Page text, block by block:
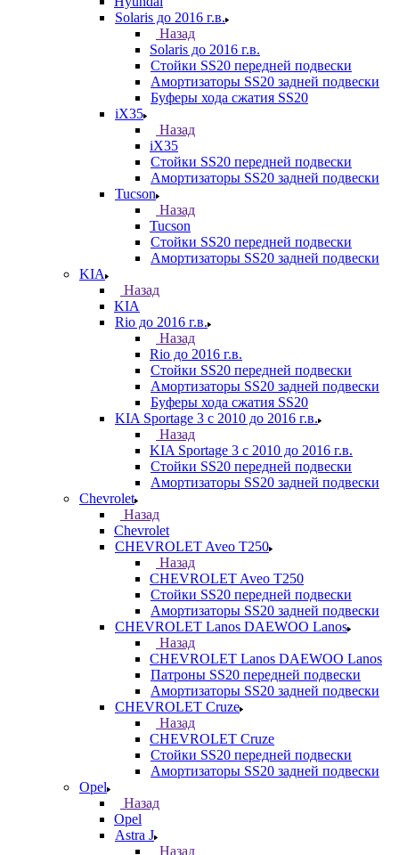
Solaris до 2016 г.в.
Назад
Solaris до 2016 г.в.
Стойки SS20 передней подвески
Амортизаторы SS20 задней подвески
Буферы хода сжатия SS20
iX35
Назад
iX35
Стойки SS20 передней подвески
Амортизаторы SS20 задней подвески
Tucson
Назад
Tucson
Стойки SS20 передней подвески
Амортизаторы SS20 задней подвески
KIA
Назад
KIA
Rio до 2016 г.в.
Назад
Rio до 2016 г.в.
Стойки SS20 передней подвески
Амортизаторы SS20 задней подвески
Буферы хода сжатия SS20
KIA Sportage 3 с 2010 до 2016 г.в.
Назад
KIA Sportage 3 с 2010 до 2016 г.в.
Стойки SS20 передней подвески
Амортизаторы SS20 задней подвески
Chevrolet
Назад
Chevrolet
CHEVROLET Aveo T250
Назад
CHEVROLET Aveo T250
Стойки SS20 передней подвески
Амортизаторы SS20 задней подвески
CHEVROLET Lanos DAEWOO Lanos
Назад
CHEVROLET Lanos DAEWOO Lanos
Патроны SS20 передней подвески
Амортизаторы SS20 задней подвески
CHEVROLET Cruze
Назад
CHEVROLET Cruze
Стойки SS20 передней подвески
Амортизаторы SS20 задней подвески
Opel
Назад
Opel
Astra J
Назад